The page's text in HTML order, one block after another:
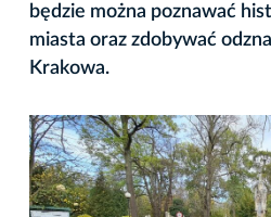
będzie można poznawać
miasta oraz zdobywać
Krakowa.